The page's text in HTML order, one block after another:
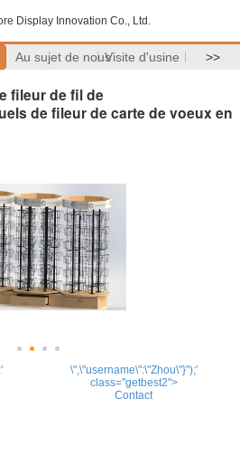
Display Innovation Co., Ltd.
Au sujet de nousVisite d'usine >>
fileur de fil de
de fileur de carte de voeux en
\",\"username\":\"Zhou\"}");'
class="getbest2">
Contact